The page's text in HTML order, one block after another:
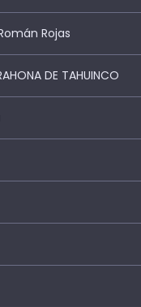
Rojas
DE TAHUINCO